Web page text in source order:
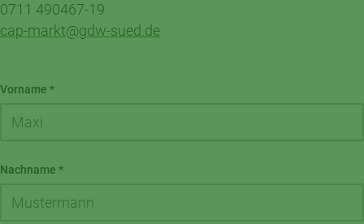
0711 490467-19
cap-markt@gdw-sued.de
Vorname *
Nachname *